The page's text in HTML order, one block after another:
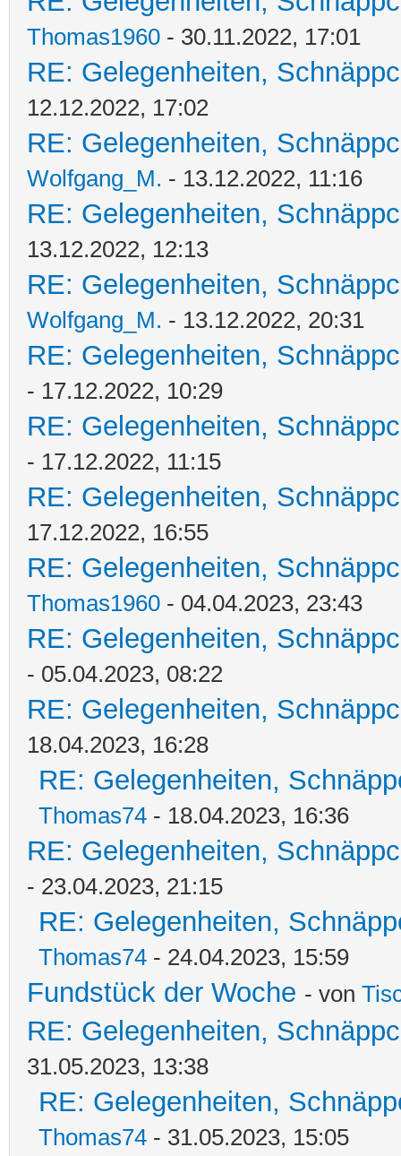
Thomas1960 - 30.11.2022, 17:01
RE: Gelegenheiten,
12.12.2022, 17:02
RE: Gelegenheiten,
Wolfgang_M. - 13.12.2022, 11:16
RE: Gelegenheiten,
13.12.2022, 12:13
RE: Gelegenheiten,
Wolfgang_M. - 13.12.2022, 20:31
RE: Gelegenheiten,
- 17.12.2022, 10:29
RE: Gelegenheiten,
- 17.12.2022, 11:15
RE: Gelegenheiten,
17.12.2022, 16:55
RE: Gelegenheiten,
Thomas1960 - 04.04.2023, 23:43
RE: Gelegenheiten,
- 05.04.2023, 08:22
RE: Gelegenheiten,
18.04.2023, 16:28
RE: Gelegenheiten,
Thomas74 - 18.04.2023, 16:36
RE: Gelegenheiten,
- 23.04.2023, 21:15
RE: Gelegenheiten,
Thomas74 - 24.04.2023, 15:59
Fundstück der Woche - von
RE: Gelegenheiten,
31.05.2023, 13:38
RE: Gelegenheiten,
Thomas74 - 31.05.2023, 15:05